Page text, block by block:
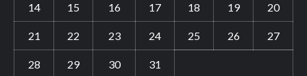
14 15 16 17 18 19 20
21 22 23 24 25 26 27
28 29 30 31